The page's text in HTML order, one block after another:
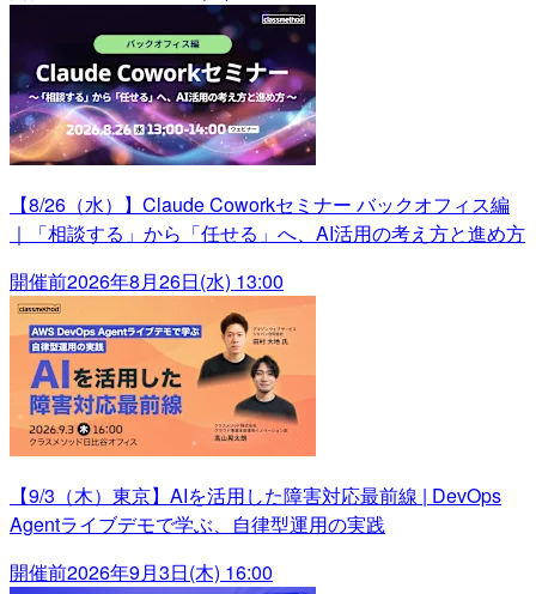
【8/26（水）】Claude Coworkセミナー バックオフィス編
｜「相談する」から「任せる」へ、AI活用の考え方と進め方
開催前2026年8月26日(水) 13:00
【9/3（木）東京】AIを活用した障害対応最前線 | DevOps
Agentライブデモで学ぶ、自律型運用の実践
開催前2026年9月3日(木) 16:00